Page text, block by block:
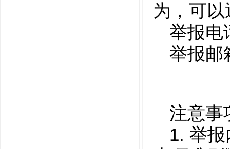
为，可
举报电
举报邮
注意事
1. 举